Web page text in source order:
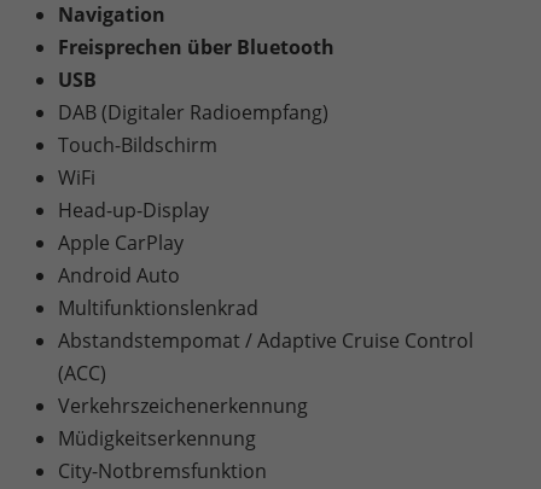
Navigation
Freisprechen über Bluetooth
USB
DAB (Digitaler Radioempfang)
Touch-Bildschirm
WiFi
Head-up-Display
Apple CarPlay
Android Auto
Multifunktionslenkrad
Abstandstempomat / Adaptive Cruise Control
(ACC)
Verkehrszeichenerkennung
Müdigkeitserkennung
City-Notbremsfunktion